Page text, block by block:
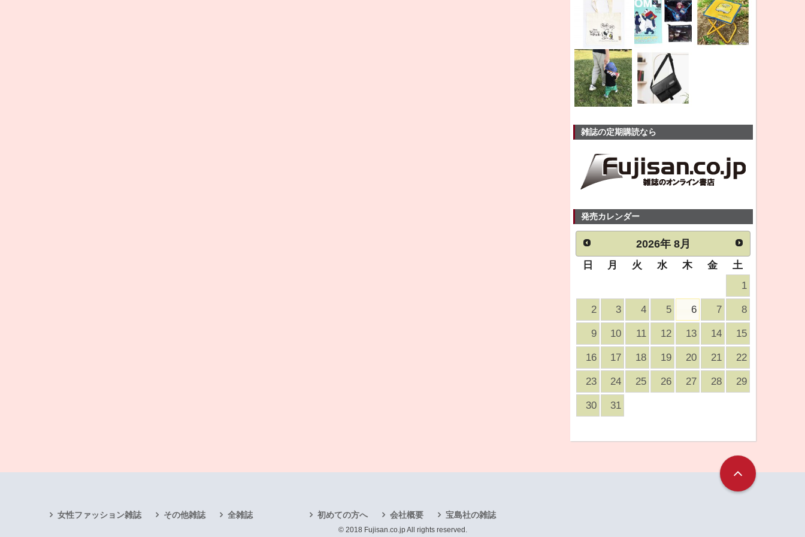
雑誌の定期購読なら
発売カレンダー
2026年 8月
日 月 火 水 木 金
土
1
2 3 4 5 6 7 8
9 10 11 12 13 14 15
16 17 18 19 20 21 22
23 24 25 26 27 28 29
30 31
女性ファッション雑誌 その他雑誌 全雑誌 初めての方へ 会社概要 宝島社の雑誌
© 2018 Fujisan.co.jp All rights reserved.